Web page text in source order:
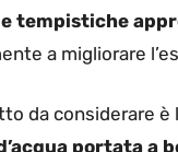
tempistiche
a migliorare
da considerare
portata a